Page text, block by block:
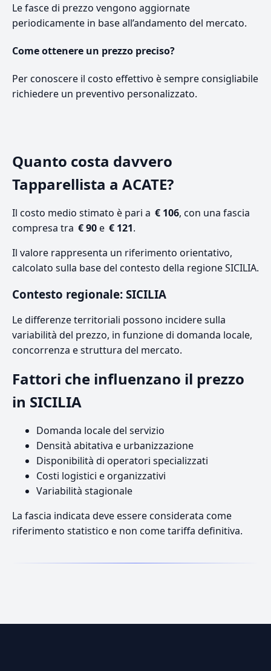
Le fasce di prezzo vengono aggiornate
periodicamente in base all’andamento del mercato.
Come ottenere un prezzo preciso?
Per conoscere il costo effettivo è sempre consigliabile
richiedere un preventivo personalizzato.
Quanto costa davvero
Tapparellista a ACATE?
Il costo medio stimato è pari a € 106, con una fascia
compresa tra € 90e € 121.
Il valore rappresenta un riferimento orientativo,
calcolato sulla base del contesto della regione SICILIA.
Contesto regionale: SICILIA
Le differenze territoriali possono incidere sulla
variabilità del prezzo, in funzione di domanda locale,
concorrenza e struttura del mercato.
Fattori che influenzano il prezzo
in SICILIA
Domanda locale del servizio
Densità abitativa e urbanizzazione
Disponibilità di operatori specializzati
Costi logistici e organizzativi
Variabilità stagionale
La fascia indicata deve essere considerata come
riferimento statistico e non come tariffa definitiva.